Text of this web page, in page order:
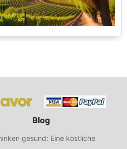
Blog
gesund: Eine köstliche